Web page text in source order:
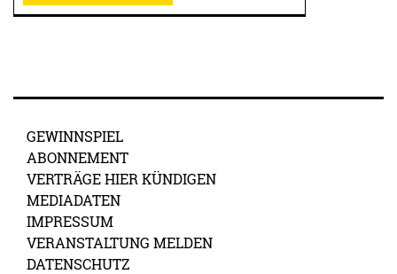
GEWINNSPIEL
ABONNEMENT
VERTRÄGE HIER KÜNDIGEN
MEDIADATEN
IMPRESSUM
VERANSTALTUNG MELDEN
DATENSCHUTZ